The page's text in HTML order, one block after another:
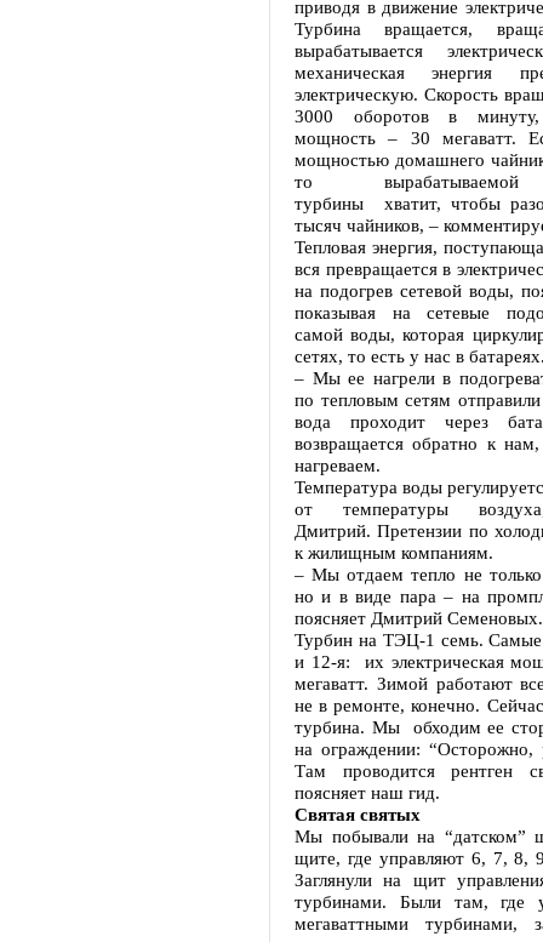
приводя в движение
Турбина вращается,
вырабатывается
механическая энергия
электрическую. Скорость
3000 оборотов в минуту,
мощность – 30 мегаватт.
мощностью домашнего
то
турбины хватит, чтобы
тысяч чайников, –
Тепловая энергия,
вся превращается в
на подогрев сетевой воды,
показывая на сетевые
самой воды, которая
сетях, то есть у нас в
– Мы ее нагрели в
по тепловым сетям
вода проходит через
возвращается обратно к
нагреваем.
Температура воды
от температуры
Дмитрий. Претензии по
к жилищным компаниям.
– Мы отдаем тепло не
но и в виде пара – на
поясняет Дмитрий Семеновых.
Турбин на ТЭЦ-1 семь.
и 12-я: их электрическая
мегаватт. Зимой работают
не в ремонте, конечно.
турбина. Мы обходим ее
на ограждении: “Осторожно,
Там проводится рентген
поясняет наш гид.
Святая святых
Мы побывали на “датском”
щите, где управляют 6, 7, 8,
Заглянули на щит
турбинами. Были там, где
мегаваттными турбинами,